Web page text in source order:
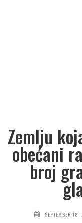
Zemlju
obećani
broj
SEPTEMBER